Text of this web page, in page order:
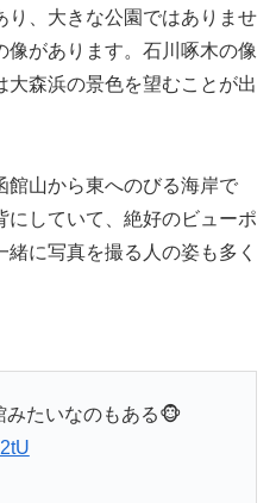
り、大きな公園ではありませ
像があります。石川啄木の像
森浜の景色を望むことが出
館山から東へのびる海岸で
していて、絶好のビューポ
に写真を撮る人の姿も多く
みたいなのもある🐵